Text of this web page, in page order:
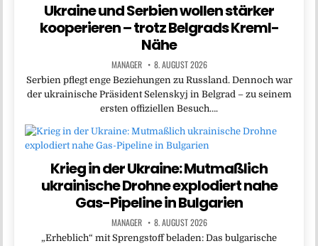
Ukraine und Serbien wollen stärker
kooperieren – trotz Belgrads Kreml-
Nähe
MANAGER 8. AUGUST 2026
Serbien pflegt enge Beziehungen zu Russland. Dennoch war
der ukrainische Präsident Selenskyj in Belgrad – zu seinem
ersten offiziellen Besuch….
Krieg in der Ukraine: Mutmaßlich
ukrainische Drohne explodiert nahe
Gas-Pipeline in Bulgarien
MANAGER 8. AUGUST 2026
„Erheblich“ mit Sprengstoff beladen: Das bulgarische